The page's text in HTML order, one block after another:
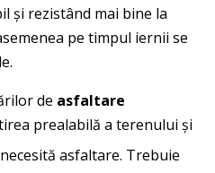
și rezistând mai bine la
pe timpul iernii se
de asfaltare
prealabilă a terenului și
asfaltare. Trebuie